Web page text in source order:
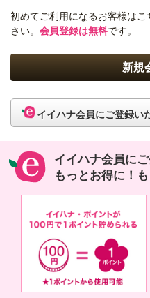
初めてご利用になるお客様は
さい。 会員登録は無料です。
イイハナ会員にご登録い
イイハナ会員に
もっとお得に！